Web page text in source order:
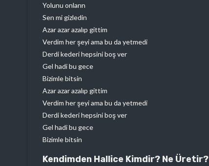
Yolunu onların
Sen mi gizledin
Azar azar azalıp gittim
Verdim her şeyi ama bu da yetmedi
Derdi kederi hepsini boş ver
Gel hadi bu gece
Bizimle bitsin
Azar azar azalıp gittim
Verdim her şeyi ama bu da yetmedi
Derdi kederi hepsini boş ver
Gel hadi bu gece
Bizimle bitsin
Kendimden Hallice Kimdir? Ne Üretir?